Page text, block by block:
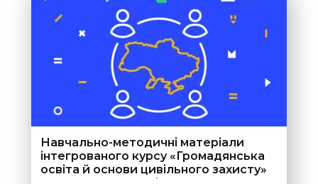
Навчально-методичні матеріали
інтегрованого курсу «Громадянська
освіта й основи цивільного захисту»